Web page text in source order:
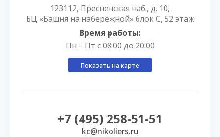
123112, Пресненская наб., д. 10,
БЦ «Башня на набережной» блок С, 52 этаж
Время работы:
Пн – Пт с 08:00 до 20:00
Показать на карте
+7 (495) 258-51-51
kc@nikoliers.ru